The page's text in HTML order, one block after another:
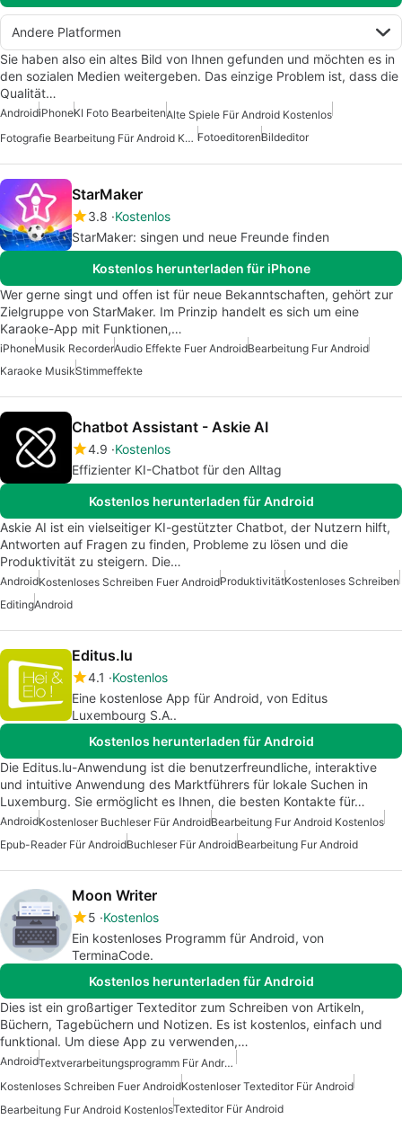
Andere Platformen
Sie haben also ein altes Bild von Ihnen gefunden und möchten es in
den sozialen Medien weitergeben. Das einzige Problem ist, dass die
Qualität…
AndroidiPhoneKI Foto BearbeitenAlte Spiele Für Android Kostenlos
Fotografie Bearbeitung Für Android Kostenlos FotoeditorenBildeditor
StarMaker
3.8 Kostenlos
StarMaker: singen und neue Freunde finden
Kostenlos herunterladen für iPhone
Wer gerne singt und offen ist für neue Bekanntschaften, gehört zur
Zielgruppe von StarMaker. Im Prinzip handelt es sich um eine
Karaoke-App mit Funktionen,…
iPhoneMusik RecorderAudio Effekte Fuer AndroidBearbeitung Fur Android
Karaoke MusikStimmeffekte
Chatbot Assistant - Askie AI
4.9 Kostenlos
Effizienter KI-Chatbot für den Alltag
Kostenlos herunterladen für Android
Askie AI ist ein vielseitiger KI-gestützter Chatbot, der Nutzern hilft,
Antworten auf Fragen zu finden, Probleme zu lösen und die
Produktivität zu steigern. Die…
AndroidKostenloses Schreiben Fuer AndroidProduktivitätKostenloses Schreiben
EditingAndroid
Editus.lu
4.1
Kostenlos
Eine kostenlose App für Android, von Editus
Luxembourg S.A..
Kostenlos herunterladen für Android
Die Editus.lu-Anwendung ist die benutzerfreundliche, interaktive
und intuitive Anwendung des Marktführers für lokale Suchen in
Luxemburg. Sie ermöglicht es Ihnen, die besten Kontakte für…
AndroidKostenloser Buchleser Für AndroidBearbeitung Fur Android Kostenlos
Epub-Reader Für AndroidBuchleser Für AndroidBearbeitung Fur Android
Moon Writer
5 Kostenlos
Ein kostenloses Programm für Android, von
TerminaCode.
Kostenlos herunterladen für Android
Dies ist ein großartiger Texteditor zum Schreiben von Artikeln,
Büchern, Tagebüchern und Notizen. Es ist kostenlos, einfach und
funktional. Um diese App zu verwenden,…
Android
Textverarbeitungsprogramm Für Android
Kostenloses Schreiben Fuer AndroidKostenloser Texteditor Für Android
Bearbeitung Fur Android KostenlosTexteditor Für Android